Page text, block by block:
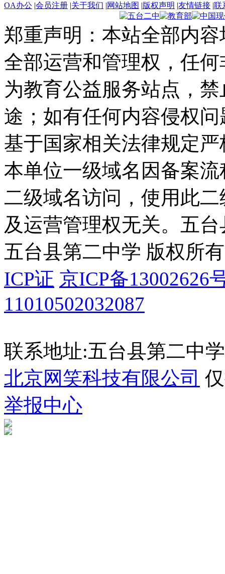
OA办公 |会员注册 |关于我们 |网站地图 |版权声明 |友情链接 |联
郑重声明：本站全部内
全部运营和管理权，任
为教育公益服务站点，
途；如有任何内容侵权
基于国家相关法律规定
本单位一级域名因备案
二级域名访问，使用此
及运营管理权无关。 五
五台县第二中学 版权所有
ICP证 京ICP备13002626
11010502032087
联系地址:五台县第二中
北京网笑科技有限公司
举报中心